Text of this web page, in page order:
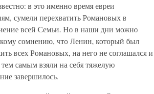
в это именно время евреи
сумели перехватить Романовых в
всей Семьи. Но в наши дни можно
сомнению, что Ленин, который был
всех Романовых, на него не соглашался и
самым взяли на себя тяжелую
завершилось.